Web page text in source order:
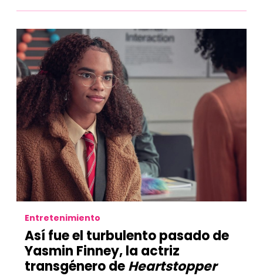
Entretenimiento
Así fue el turbulento pasado de
Yasmin Finney, la actriz
transgénero deHeartstopper